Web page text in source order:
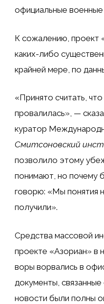
официальные
К сожалению, проект
каких-либо
крайней мере, по
«Принято считать,
провалилась», —
куратор
Смитсоновский
позволило этому
понимают, но почему
говорю: «Мы понятия
получили».
Средства массовой
проекте «Азориан» в
воры ворвались в
документы, связанные
новости были полны